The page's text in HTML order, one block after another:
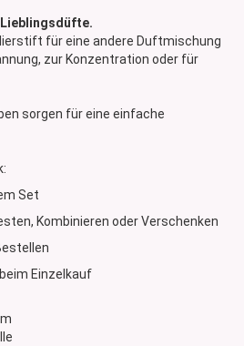
Lieblingsdüfte.
für eine andere Duftmischung
zur Konzentration oder für
sorgen für eine einfache
Set
Kombinieren oder Verschenken
Einzelkauf